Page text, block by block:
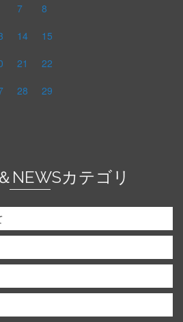
7
8
14
15
21
22
28
29
NEWSカテゴリ